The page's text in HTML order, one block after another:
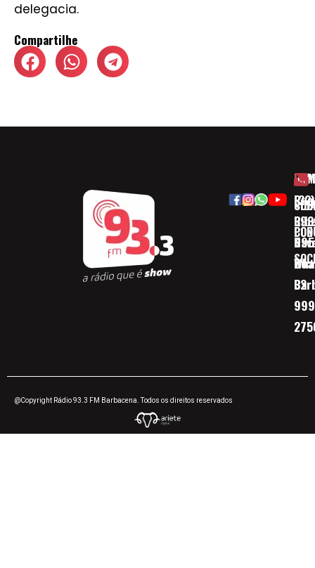
delegacia.
Compartilhe
(32)
32
@Copyright Rádio 93.3 FM Barbacena. Todos os direitos reservados